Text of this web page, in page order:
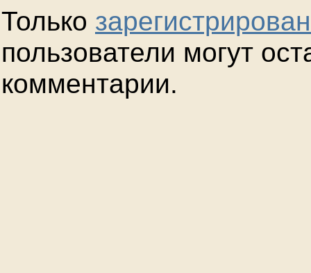
Только
пользователи могут
комментарии.